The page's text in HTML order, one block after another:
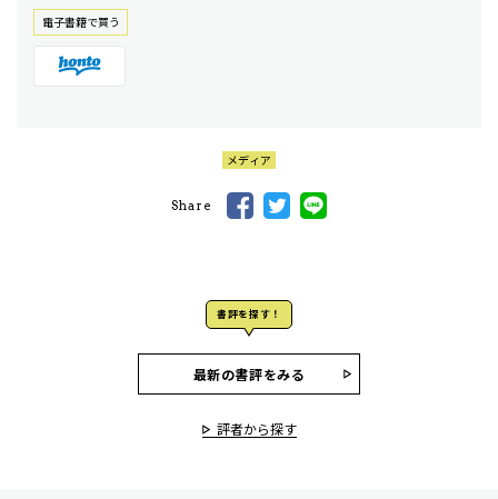
電⼦書籍で買う
メディア
Share
書評を探す！
最新の書評をみる
評者から探す